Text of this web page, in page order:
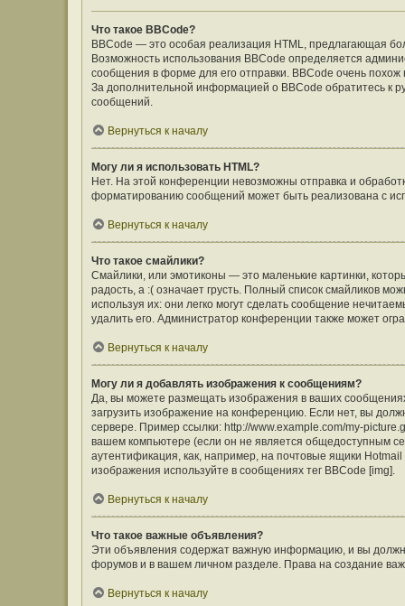
Что такое BBCode?
BBCode — это особая реализация HTML, предлагающая
Возможность использования BBCode определяется
сообщения в форме для его отправки. BBCode очень похож
За дополнительной информацией о BBCode обратитесь к
сообщений.
Вернуться к началу
Могу ли я использовать HTML?
Нет. На этой конференции невозможны отправка и
форматированию сообщений может быть реализована с
Вернуться к началу
Что такое смайлики?
Смайлики, или эмотиконы — это маленькие картинки,
радость, а :( означает грусть. Полный список смайликов
используя их: они легко могут сделать сообщение
удалить его. Администратор конференции также может
Вернуться к началу
Могу ли я добавлять изображения к сообщениям?
Да, вы можете размещать изображения в ваших
загрузить изображение на конференцию. Если нет, вы
сервере. Пример ссылки: http://www.example.com/my-
вашем компьютере (если он не является общедоступным
аутентификация, как, например, на почтовые ящики
изображения используйте в сообщениях тег BBCode [img].
Вернуться к началу
Что такое важные объявления?
Эти объявления содержат важную информацию, и вы
форумов и в вашем личном разделе. Права на создание
Вернуться к началу